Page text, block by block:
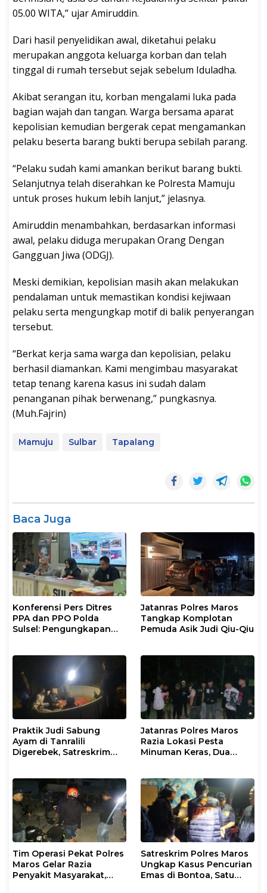
05.00 WITA,” ujar Amiruddin.
Dari hasil penyelidikan awal, diketahui pelaku
merupakan anggota keluarga korban dan telah
tinggal di rumah tersebut sejak sebelum Iduladha.
Akibat serangan itu, korban mengalami luka pada
bagian wajah dan tangan. Warga bersama aparat
kepolisian kemudian bergerak cepat mengamankan
pelaku beserta barang bukti berupa sebilah parang.
“Pelaku sudah kami amankan berikut barang bukti.
Selanjutnya telah diserahkan ke Polresta Mamuju
untuk proses hukum lebih lanjut,” jelasnya.
Amiruddin menambahkan, berdasarkan informasi
awal, pelaku diduga merupakan Orang Dengan
Gangguan Jiwa (ODGJ).
Meski demikian, kepolisian masih akan melakukan
pendalaman untuk memastikan kondisi kejiwaan
pelaku serta mengungkap motif di balik penyerangan
tersebut.
“Berkat kerja sama warga dan kepolisian, pelaku
berhasil diamankan. Kami mengimbau masyarakat
tetap tenang karena kasus ini sudah dalam
penanganan pihak berwenang,” pungkasnya.
(Muh.Fajrin)
Mamuju Sulbar Tapalang
Baca Juga
Konferensi Pers Ditres
PPA dan PPO Polda
Sulsel: Pengungkapan
Wilayah
Jatanras Polres Maros
Tangkap Komplotan
Pemuda Asik Judi Qiu-Qiu
Praktik Judi Sabung
Ayam di Tanralili
Digerebek, Satreskrim
Jatanras Polres Maros
Razia Lokasi Pesta
Minuman Keras, Dua
Busur Pemanah
Tim Operasi Pekat Polres
Maros Gelar Razia
Penyakit Masyarakat,
Satreskrim Polres Maros
Ungkap Kasus Pencurian
Emas di Bontoa, Satu